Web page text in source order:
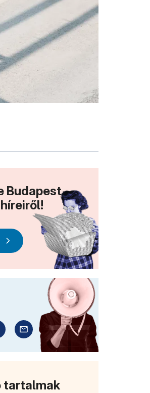
Budapest
tartalmak